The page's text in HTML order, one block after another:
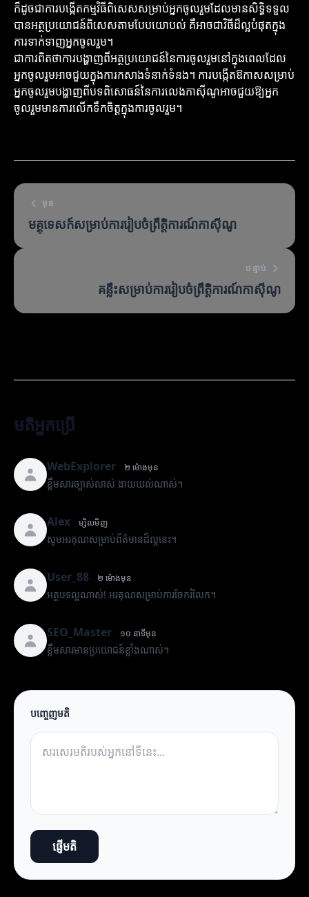
ក៏ដូចជាការបង្កើតកម្មវិធីពិសេសសម្រាប់អ្នកចូលរួមដែលមានសិទ្ធិទទួល
បានអត្ថប្រយោជន៍ពិសេសតាមបែបយោបល់ គឺអាចជាវិធីដ៏ល្អបំផុតក្នុង
ការទាក់ទាញអ្នកចូលរួម។
ជាការពិតថាការបង្ហាញពីអត្ថប្រយោជន៍នៃការចូលរួមនៅក្នុងពេលដែល
អ្នកចូលរួមអាចជួយក្នុងការកសាងទំនាក់ទំនង។ ការបង្កើតឱកាសសម្រាប់
អ្នកចូលរួមបង្ហាញពីបទពិសោធន៍នៃការលេងកាស៊ីណូ​អាចជួយឱ្យអ្នក
ចូលរួមមានការលើកទឹកចិត្តក្នុងការចូលរួម។
មុន
មគ្គុទេសក៍សម្រាប់ការរៀបចំព្រឹត្តិការណ៍កាស៊ីណូ
បន្ទាប់
គន្លឹះសម្រាប់ការរៀបចំព្រឹត្តិការណ៍កាស៊ីណូ
មតិអ្នកប្រើ
WebExplorer ២ ម៉ោងមុន
ខ្លឹមសារច្បាស់លាស់ ងាយយល់ណាស់។
Alex ម្សិលមិញ
សូមអរគុណសម្រាប់ព័ត៌មានដ៏ល្អនេះ។
User_88 ២ ម៉ោងមុន
អត្ថបទល្អណាស់! អរគុណសម្រាប់ការចែករំលែក។
SEO_Master ១០ នាទីមុន
ខ្លឹមសារមានប្រយោជន៍ខ្លាំងណាស់។
បញ្ចេញមតិ
ផ្ញើមតិ